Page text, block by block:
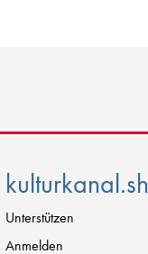
kulturkanal.sh
Unterstützen
Anmelden